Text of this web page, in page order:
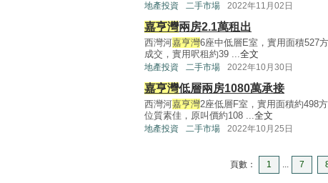
地產投資 二手市場 2022年11月02日
嘉亨灣兩房2.1萬租出
西灣河嘉亨灣6座中低層E室，實用面積527
成交，實用呎租約39 ...全文
地產投資 二手市場 2022年10月30日
嘉亨灣低層兩房1080萬承接
西灣河嘉亨灣2座低層F室，實用面積約498
位質素佳，原叫價約108 ...全文
地產投資 二手市場 2022年10月25日
頁數： 1 ... 7